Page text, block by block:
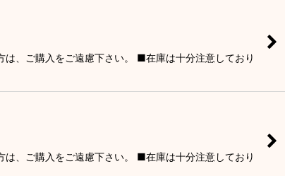
、ご購入をご遠慮下さい。 ■在庫は十分注意しており
、ご購入をご遠慮下さい。 ■在庫は十分注意しており